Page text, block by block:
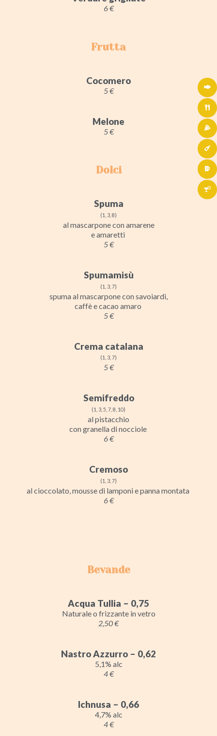
6 €
Frutta
Cocomero
5 €
Melone
5 €
Dolci
Spuma
(1, 3, 8)
al mascarpone con amarene
e amaretti
5 €
Spumamisù
(1, 3, 7)
spuma al mascarpone con savoiardi,
caffè e cacao amaro
5 €
Crema catalana
(1, 3, 7)
5 €
Semifreddo
(1, 3, 5, 7, 8, 10)
al pistacchio
con granella di nocciole
6 €
Cremoso
(1, 3, 7)
al cioccolato, mousse di lamponi e panna montata
6 €
Bevande
Acqua Tullia – 0,75
Naturale o frizzante in vetro
2,50 €
Nastro Azzurro – 0,62
5,1% alc
4 €
Ichnusa – 0,66
4,7% alc
4 €